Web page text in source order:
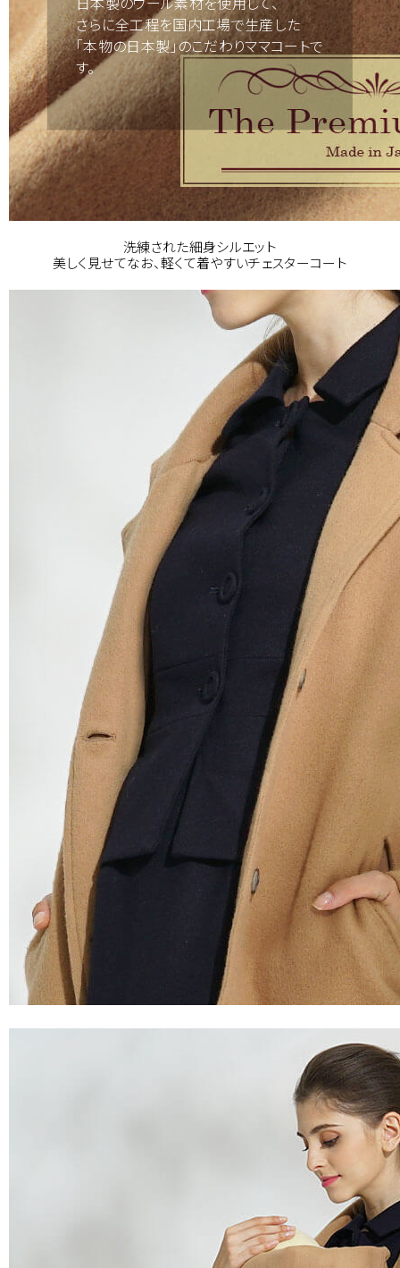
日本製のウール素材を使用して、
さらに全工程を国内工場で生産した
「本物の日本製」のこだわりママコートで
す。
洗練された細身シルエット
美しく見せてなお、軽くて着やすいチェスターコート